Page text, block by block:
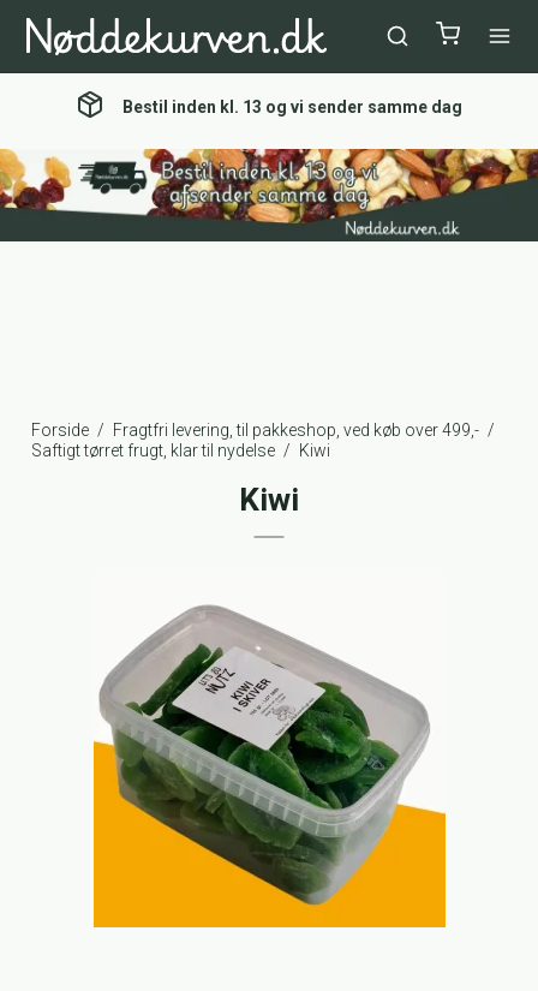
Bestil inden kl. 13 og vi sender samme dag
Forside / Fragtfri levering, til pakkeshop, ved køb over 499,- /
Saftigt tørret frugt, klar til nydelse / Kiwi
Kiwi